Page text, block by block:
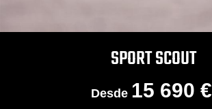
SPORT SCOUT
Desde 15 690 €